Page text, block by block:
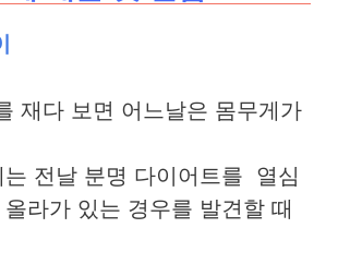
재다 보면 어느날은 몸무게가
는 전날 분명 다이어트를 열심
라가 있는 경우를 발견할 때